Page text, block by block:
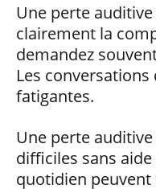
Une perte
clairement la
demandez
Les
fatigantes.
Une perte
difficiles sans
quotidien